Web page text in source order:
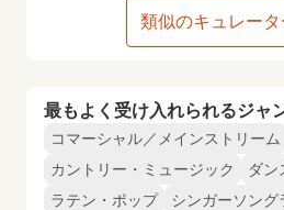
最もよく受け入れられるジャ
コマーシャル／メインストリーム
カントリー・ミュージック
ダン
ラテン・ポップ
シンガーソング
類似のキュレー